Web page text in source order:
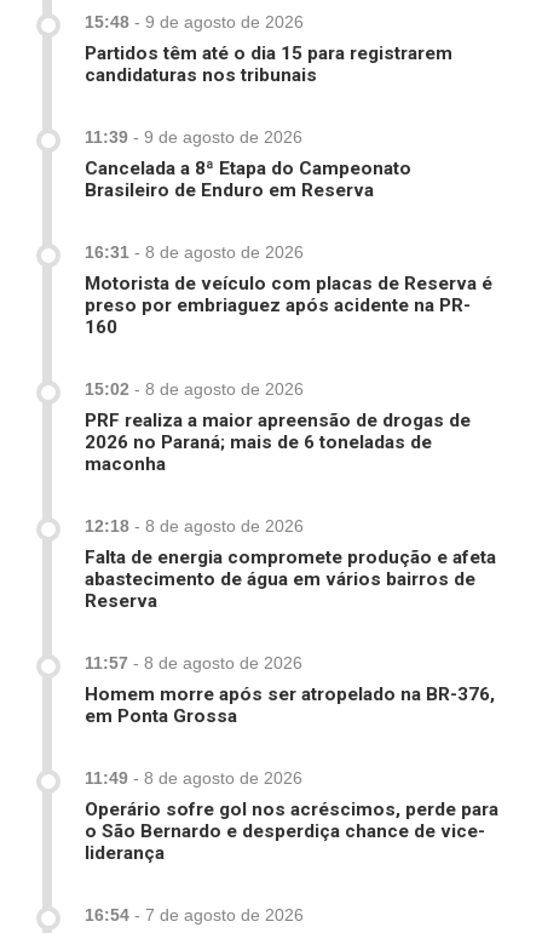
15:48 - 9 de agosto de 2026
Partidos têm até o dia 15 para registrarem
candidaturas nos tribunais
11:39 - 9 de agosto de 2026
Cancelada a 8ª Etapa do Campeonato
Brasileiro de Enduro em Reserva
16:31 - 8 de agosto de 2026
Motorista de veículo com placas de Reserva é
preso por embriaguez após acidente na PR-
160
15:02 - 8 de agosto de 2026
PRF realiza a maior apreensão de drogas de
2026 no Paraná; mais de 6 toneladas de
maconha
12:18 - 8 de agosto de 2026
Falta de energia compromete produção e afeta
abastecimento de água em vários bairros de
Reserva
11:57 - 8 de agosto de 2026
Homem morre após ser atropelado na BR-376,
em Ponta Grossa
11:49 - 8 de agosto de 2026
Operário sofre gol nos acréscimos, perde para
o São Bernardo e desperdiça chance de vice-
liderança
16:54 - 7 de agosto de 2026